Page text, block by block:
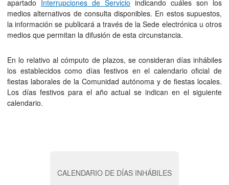
apartado Interrupciones de Servicio indicando cuáles son los
medios alternativos de consulta disponibles. En estos supuestos,
la información se publicará a través de la Sede electrónica u otros
medios que permitan la difusión de esta circunstancia.
En lo relativo al cómputo de plazos, se consideran días inhábiles
los establecidos como días festivos en el calendario oficial de
fiestas laborales de la Comunidad autónoma y de fiestas locales.
Los días festivos para el año actual se indican en el siguiente
calendario.
CALENDARIO DE DÍAS INHÁBILES